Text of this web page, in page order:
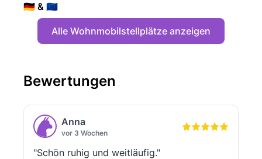
🇩🇪 & 🇪🇺
Alle Wohnmobilstellplätze anzeigen
Bewertungen
Anna
vor 3 Wochen
"Schön ruhig und weitläufig."